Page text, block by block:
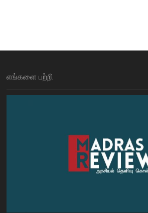
எங்களை பற்றி